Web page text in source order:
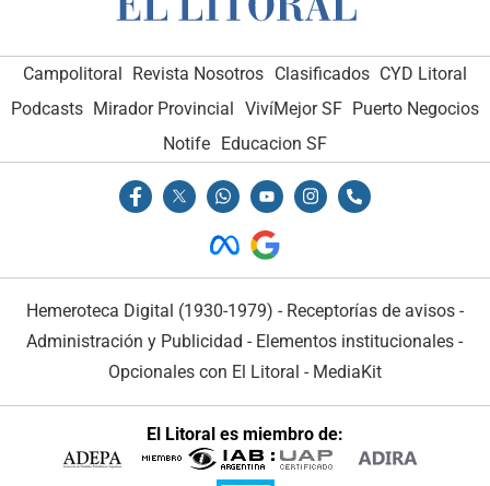
Campolitoral Revista Nosotros Clasificados CYD Litoral
Podcasts Mirador Provincial VivíMejor SF Puerto Negocios
Notife Educacion SF
Hemeroteca Digital (1930-1979) - Receptorías de avisos -
Administración y Publicidad - Elementos institucionales -
Opcionales con El Litoral - MediaKit
El Litoral es miembro de: